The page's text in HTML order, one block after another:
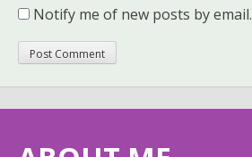
Notify me of new posts by email.